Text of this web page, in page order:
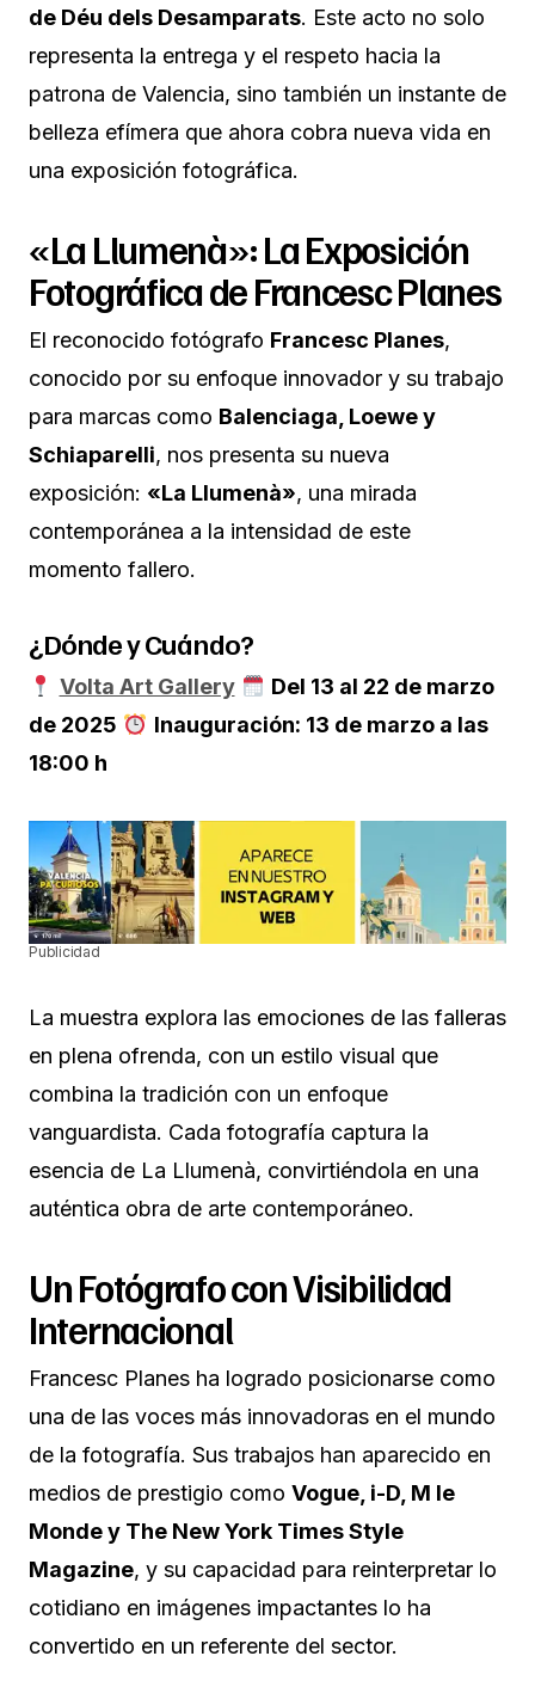
de Déu dels Desamparats. Este acto no solo
representa la entrega y el respeto hacia la
patrona de Valencia, sino también un instante de
belleza efímera que ahora cobra nueva vida en
una exposición fotográfica.
«La Llumenà»: La Exposición
Fotográfica de Francesc Planes
El reconocido fotógrafo Francesc Planes,
conocido por su enfoque innovador y su trabajo
para marcas como Balenciaga, Loewe y
Schiaparelli, nos presenta su nueva
exposición: «La Llumenà», una mirada
contemporánea a la intensidad de este
momento fallero.
¿Dónde y Cuándo?
Volta Art Gallery
Del 13 al 22 de marzo
de 2025
Inauguración: 13 de marzo a las
18:00 h
Publicidad
La muestra explora las emociones de las falleras
en plena ofrenda, con un estilo visual que
combina la tradición con un enfoque
vanguardista. Cada fotografía captura la
esencia de La Llumenà, convirtiéndola en una
auténtica obra de arte contemporáneo.
Un Fotógrafo con Visibilidad
Internacional
Francesc Planes ha logrado posicionarse como
una de las voces más innovadoras en el mundo
de la fotografía. Sus trabajos han aparecido en
medios de prestigio como Vogue, i-D, M le
Monde y The New York Times Style
Magazine, y su capacidad para reinterpretar lo
cotidiano en imágenes impactantes lo ha
convertido en un referente del sector.